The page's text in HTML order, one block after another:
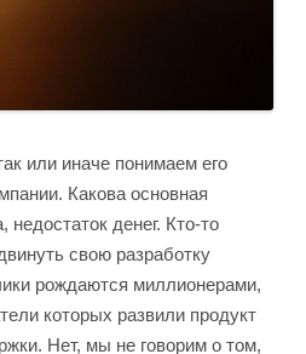
или иначе понимаем его
Какова основная
недостаток денег. Кто-то
свою разработку
рождаются миллионерами,
которых развили продукт
Нет, мы не говорим о том,